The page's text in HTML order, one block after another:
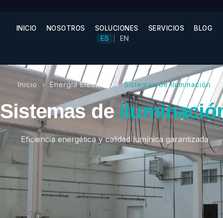
INICIO NOSOTROS SOLUCIONES SERVICIOS BLOG
ES EN
Inicio › Energía Eléctrica›Sistemas de iluminación
Sistemas de
Eficiencia energética y calidad lumínica garantizada